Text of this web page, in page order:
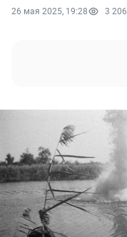
26 мая 2025, 19:28 3 206